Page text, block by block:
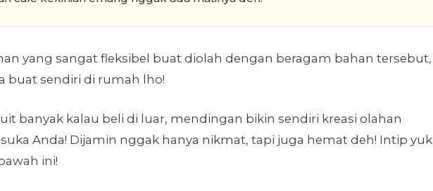
yang sangat fleksibel buat diolah dengan beragam bahan tersebut,
buat sendiri di rumah lho!
banyak kalau beli di luar, mendingan bikin sendiri kreasi olahan
Anda! Dijamin nggak hanya nikmat, tapi juga hemat deh! Intip yuk
ini!